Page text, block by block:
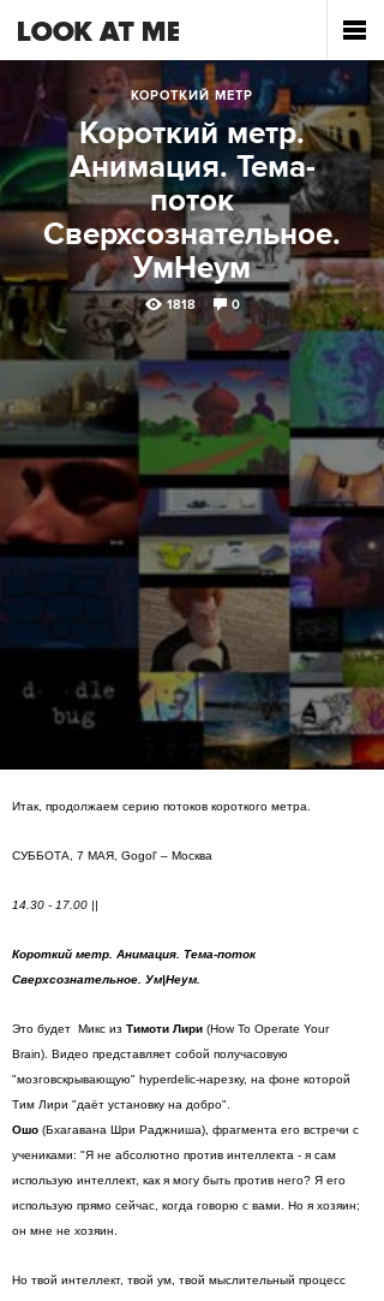
КОРОТКИЙ МЕТР
Короткий метр.
Анимация. Тема-
поток
Сверхсознательное.
УмНеум
1818 0
Итак, продолжаем серию потоков короткого метра.
СУББОТА, 7 МАЯ, Gogol' – Москва
14.30 - 17.00 ||
Короткий метр. Анимация. Тема-поток
Сверхсознательное. Ум|Неум.
Это будет Микс из Тимоти Лири (How To Operate Your
Brain). Видео представляет собой получасовую
"мозговскрывающую" hyperdelic-нарезку, на фоне которой
Тим Лири "даёт установку на добро".
Ошо (Бхагавана Шри Раджниша), фрагмента его встречи с
учениками: "Я не абсолютно против интеллекта - я сам
использую интеллект, как я могу быть против него? Я его
использую прямо сейчас, когда говорю с вами. Но я хозяин;
он мне не хозяин.
Но твой интеллект, твой ум, твой мыслительный процесс